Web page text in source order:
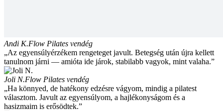
Andi K.Flow Pilates vendég
„Az egyensúlyérzékem rengeteget javult. Betegség után újra kellett
tanulnom járni — amióta ide járok, stabilabb vagyok, mint valaha.”
Joli N.Flow Pilates vendég
„Ha könnyed, de hatékony edzésre vágyom, mindig a pilatest
választom. Javult az egyensúlyom, a hajlékonyságom és a
hasizmaim is erősödtek.”